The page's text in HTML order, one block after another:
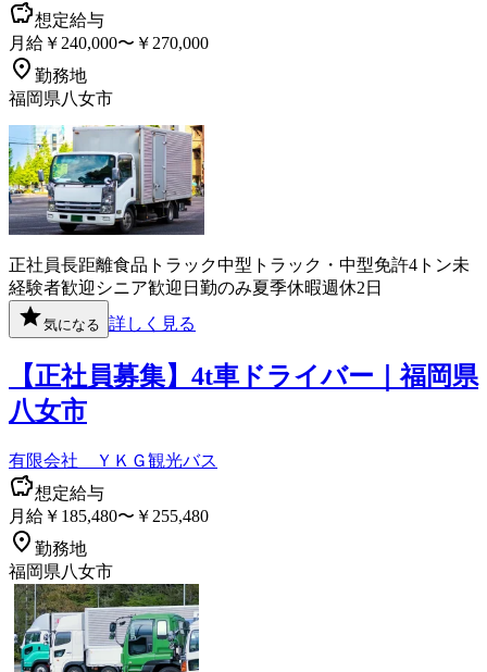
想定給与
月給￥240,000〜￥270,000
勤務地
福岡県八女市
正社員長距離食品 トラック中型トラック・中型免許4トン未
経験者歓迎 シニア歓迎 日勤のみ夏季休暇週休2日
気になる 詳しく見る
【正社員募集】4t車ドライバー｜福岡県
八女市
有限会社 ＹＫＧ観光バス
想定給与
月給￥185,480〜￥255,480
勤務地
福岡県八女市